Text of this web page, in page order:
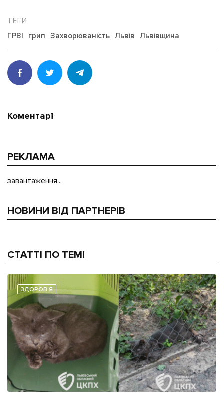
ГРВІ грип Захворюваність Львів Львівщина
Коментарі
РЕКЛАМА
завантаження...
НОВИНИ ВІД ПАРТНЕРІВ
СТАТТІ ПО ТЕМІ
ЗДОРОВ'Я